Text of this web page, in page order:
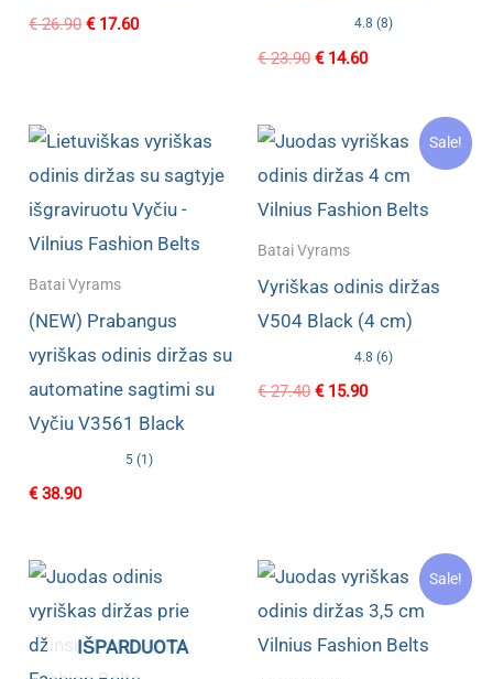
€26.90 Original
€17.60Current
4.8 (8)
€23.90 Original
€14.60Current
Batai Vyrams
(NEW) Prabangus
vyriškas odinis diržas su
automatine sagtimi su
Vyčiu V3561 Black
5 (1)
€38.90
Sale!
Batai Vyrams
Vyriškas odinis diržas
V504 Black (4 cm)
4.8 (6)
€27.40 Original
€15.90Current
IŠPARDUOTA
Sale!